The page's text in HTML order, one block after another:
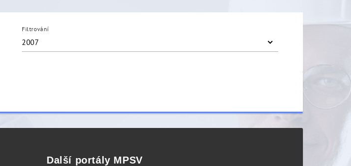
Filtrování
2007
Další portály MPSV